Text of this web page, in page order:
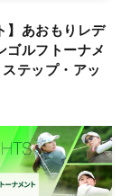
】あおもりレデ
ゴルフトーナメ
テップ・アッ